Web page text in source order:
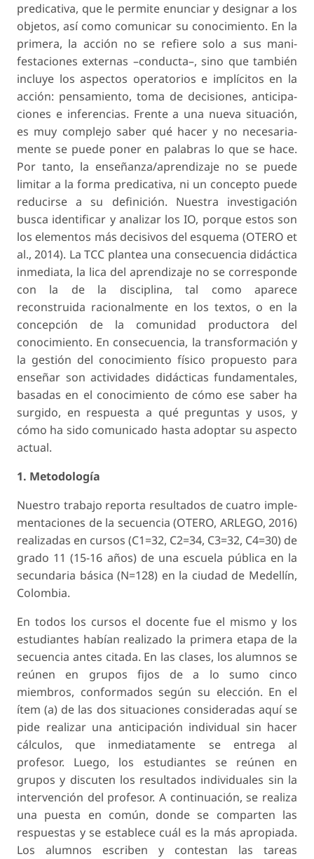
predicativa, que le permite enunciar y designar a los
objetos, así como comunicar su conocimiento. En la
primera, la acción no se refiere solo a sus mani­
festaciones externas –conducta–, sino que también
incluye los aspectos operatorios e implícitos en la
acción: pensamiento, toma de decisiones, anticipa­
ciones e inferencias. Frente a una nueva situación,
es muy complejo saber qué hacer y no necesaria­
mente se puede poner en palabras lo que se hace.
Por tanto, la enseñanza/aprendizaje no se puede
limitar a la forma predicativa, ni un concepto pue­de
reducirse a su definición. Nuestra investigación
busca identificar y analizar los IO, porque estos son
los elementos más decisivos del esquema (OTERO et
al., 2014). La TCC plantea una consecuencia didáctica
inmediata, la lica del aprendizaje no se corresponde
con la de la disciplina, tal como aparece
reconstruida racionalmente en los textos, o en la
concepción de la comunidad productora del
conocimiento. En consecuencia, la transformación y
la gestión del conocimiento físico propuesto para
enseñar son actividades didácticas fundamentales,
basadas en el conocimiento de cómo ese saber ha
surgido, en respuesta a qué preguntas y usos, y
cómo ha sido comunicado hasta adoptar su aspecto
actual.
1. Metodología
Nuestro trabajo reporta resultados de cuatro imple­
mentaciones de la secuencia (OTERO, ARLEGO, 2016)
realizadas en cursos (C1=32, C2=34, C3=32, C4=30) de
grado 11 (15-16 años) de una escuela pública en la
secundaria básica (N=128) en la ciu­dad de Medellín,
Colombia.
En todos los cursos el docente fue el mismo y los
estudiantes habían realizado la primera etapa de la
secuencia antes citada. En las clases, los alum­nos se
reúnen en grupos fijos de a lo sumo cinco
miembros, conformados según su elección. En el
ítem (a) de las dos situaciones consideradas aquí se
pide realizar una anticipación individual sin hacer
cálculos, que inmediatamente se entrega al
profesor. Luego, los estudiantes se reúnen en
grupos y discu­ten los resultados individuales sin la
intervención del profesor. A continuación, se realiza
una puesta en común, donde se comparten las
respuestas y se establece cuál es la más apropiada.
Los alumnos escriben y contestan las tareas